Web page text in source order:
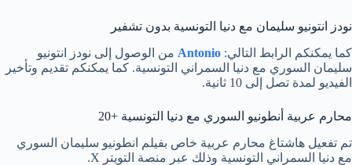
نودز انتونيو سليمان مع دنيا التونسية بدون تشفير
كما يمكنكم الرابط التالي: Antonio من الوصول إلى نودز انتونيو
سليمان السوري مع دنيا السمراني التونسية. كما يمكنكم تقديم وتأخير
الفيديو لمدة تصل إلى 10 ثانية.
محارم عربية أنطونيو السوري مع دنيا التونسية +20
تم تفعيل هاشتاغ محارم عربية خاص بفيلم انطونيو سليمان السوري
مع دنيا السمراني التونسية وذلك عبر منصة التويتر X.